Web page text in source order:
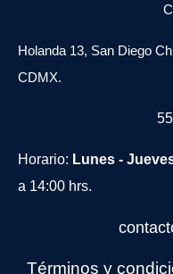
Holanda 13, San Diego
CDMX.
Horario: Lunes -
a 14:00 hrs.
Términos y